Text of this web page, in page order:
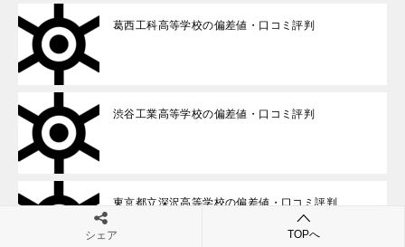
葛西工科高等学校の偏差値・口コミ評判
渋谷工業高等学校の偏差値・口コミ評判
東京都立深沢高等学校の偏差値・口コミ評判
シェア TOPへ